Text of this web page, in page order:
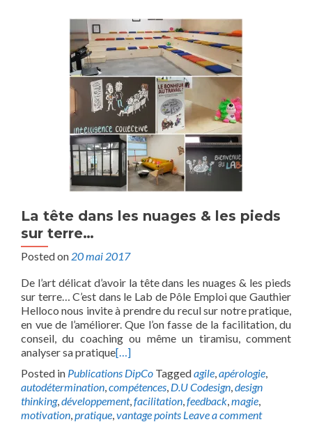
La tête dans les nuages & les pieds
sur terre…
Posted on 20 mai 2017
De l’art délicat d’avoir la tête dans les nuages & les pieds
sur terre… C’est dans le Lab de Pôle Emploi que Gauthier
Helloco nous invite à prendre du recul sur notre pratique,
en vue de l’améliorer. Que l’on fasse de la facilitation, du
conseil, du coaching ou même un tiramisu, comment
analyser sa pratique[…]
Posted in Publications DipCo Taggedagile,apérologie,
autodétermination,compétences, D.U Codesign,design
thinking,développement,facilitation,feedback,magie,
motivation,pratique,vantage points Leave a comment